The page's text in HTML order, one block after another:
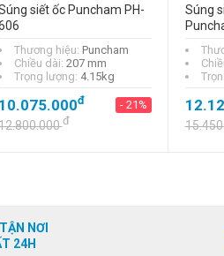
siết ốc Puncham PH-
Thương hiệu: Puncham
Chiều dài: 207 mm
Trọng lượng: 4.15kg
10.075.000đ - 21%
đ
Súng
NƠI
24H